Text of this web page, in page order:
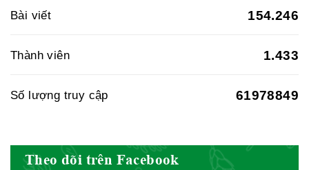
Hiệp hội doanh nghiệp dược Việt
Hội Đông Y Việt Nam
Bài viết 154.246
Thành viên 1.433
Số lượng truy cập 61978849
Theo dõi trên Facebook